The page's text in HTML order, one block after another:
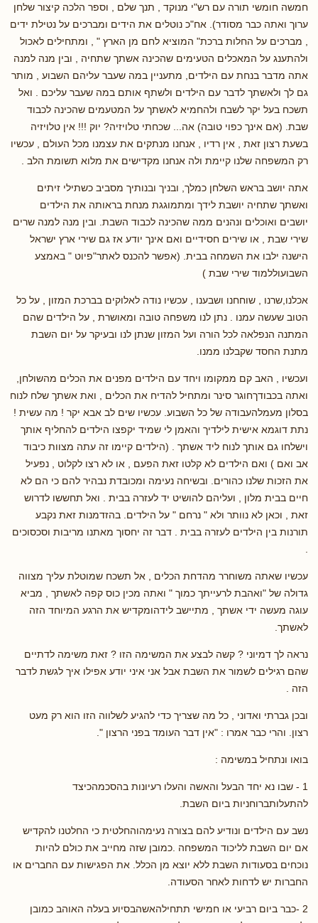
חמשה חומשי תורה עם רש"י מנוקד , תנך שלם , וספר הלכה קיצור שלחן
ערוך ואתה כבר מסודר). אח"כ נוטלים את הידים ומברכים על נטילת ידים
, מברכים על החלות ברכת" המוציא לחם מן הארץ " , ומתחילים לאכול
ולהתענג על המאכלים הטעימים שהכינה אשתך שתחיה , ובין מנה למנה
אתה מדבר בנחת עם הילדים, מתעניין במה שעבר עליהם השבוע , מותר
גם לך ולאשתך לדבר עם הילדים ולשתף אותם במה שעבר עליכם . ואל
תשכח בעל יקר לשבח ולהחמיא לאשתך על המטעמים שהכינה לכבוד
שבת. (אם אינך כפוי טובה) אה... שכחתי טלויזיה? יוק !!! אין טלויזיה
בשעת רצון זאת , אין רדיו , אנחנו מנתקים את עצמנו מכל העולם , עכשיו
רק המשפחה שלנו קיימת ולה אנחנו מקדישים את מלוא תשומת הלב .
אתה יושב בראש השלחן כמלך, ובניך ובנותיך מסביב כשתילי זיתים
ואשתך שתחיה יושבת לידך ומתמוגגת מנחת בראותה את הילדים
יושבים ואוכלים ונהנים ממה שהכינה לכבוד השבת. ובין מנה למנה שרים
שירי שבת , או שירים חסידיים ואם אינך יודע אז גם שירי ארץ ישראל
הישנה ילבו את השמחה בבית. (אפשר להכנס לאתר"פיוט " באמצע
השבועוללמוד שירי שבת )
אכלנו,שרנו , שוחחנו ושבענו , עכשיו נודה לאלוקים בברכת המזון , על כל
הטוב שעשה עמנו . נתן לנו משפחה טובה ומאושרת , על הילדים שהם
המתנה הנפלאה לכל הורה ועל המזון שנתן לנו ובעיקר על יום השבת
מתנת החסד שקבלנו ממנו.
ועכשיו , האב קם ממקומו ויחד עם הילדים מפנים את הכלים מהשולחן,
ואתה בכבודךחוגר סינר ומתחיל להדיח את הכלים , ואת אשתך שלח לנוח
בסלון מעמלהעבודה של כל השבוע. עכשיו שים לב אבא יקר ! מה עשית !
נתת דוגמא אישית לילדיך והאמן לי שמיד יקפצו הילדים להחליף אותך
וישלחו גם אותך לנוח ליד אשתך . (הילדים קיימו זה עתה מצוות כיבוד
אב ואם ) ואם הילדים לא קלטו זאת הפעם , או לא רצו לקלוט , נפעיל
את הזכות שלנו כהורים. ובשיחה נעימה ומכובדת נבהיר להם כי הם לא
חיים בבית מלון , ועליהם להושיט יד לעזרה בבית . ואל תחששו לדרוש
זאת , וכאן לא נוותר ולא " נרחם " על הילדים. בהזדמנות זאת נקבע
תורנות בין הילדים לעזרה בבית . דבר זה יחסוך מאתנו מריבות וסכסוכים
עכשיו שאתה משוחרר מהדחת הכלים , אל תשכח שמוטלת עליך מצווה
גדולה של "ואהבת לרעייתך כמוך " ואתה מכין כוס קפה לאשתך , מביא
עוגה מעשה ידי אשתך , מתיישב לידהומקדיש את הרגע המיוחד הזה
לאשתך.
נראה לך דמיוני ? קשה לבצע את המשימה הזו ? זאת משימה לדתיים
שהם רגילים לשמור את השבת אבל אני איני יודע אפילו איך לגשת לדבר
הזה .
ובכן גברתי ואדוני , כל מה שצריך כדי להגיע לשלווה הזו הוא רק מעט
רצון. והרי כבר אמרו : "אין דבר העומד בפני הרצון ".
בואו ונתחיל במשימה :
1 - שבו נא יחד הבעל והאשה והעלו רעיונות בהסכמהכיצד
להתעלותברוחניות ביום השבת.
נשב עם הילדים ונודיע להם בצורה נעימהוהחלטית כי החלטנו להקדיש
אם יום השבת לליכוד המשפחה .כמובן שזה מחייב את כולם להיות
נוכחים בסעודות השבת ללא יוצא מן הכלל. את הפגישות עם החברים או
החברות יש לדחות לאחר הסעודה.
2 -כבר ביום רביעי או חמישי תתחילהאשהבסיוע בעלה האוהב כמובן